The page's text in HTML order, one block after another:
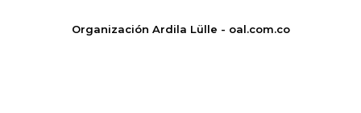
Organización Ardila Lülle - oal.com.co